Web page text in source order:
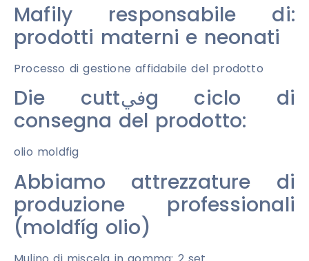
Mafily responsabile di:
prodotti materni e neonati
Processo di gestione affidabile del prodotto
Die cuttفيg ciclo di
consegna del prodotto:
olio moldfig
Abbiamo attrezzature di
produzione professionali
(moldfíg olio)